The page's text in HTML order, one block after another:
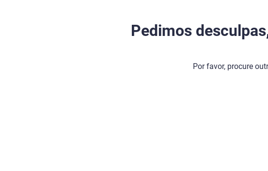
Pedimos
Por favor, procure